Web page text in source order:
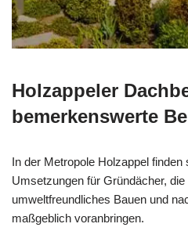
Holzappeler
bemerkenswerte
In der Metropole Holzappel
Umsetzungen für Gründächer,
umweltfreundliches Bauen und
maßgeblich voranbringen.